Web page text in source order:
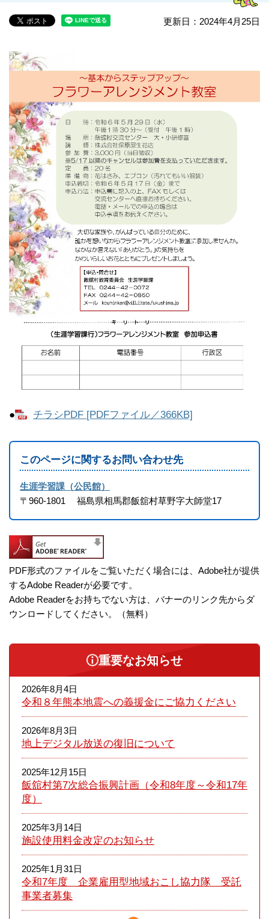
更新日：2024年4月25日
●
チラシPDF [PDFファイル／366KB]
このページに関するお問い合わせ先
生涯学習課（公民館）
〒960-1801
福島県相馬郡飯舘村草野字大師堂17
PDF形式のファイルをご覧いただく場合には、Adobe社が提供
するAdobe Readerが必要です。
Adobe Readerをお持ちでない方は、バナーのリンク先からダ
ウンロードしてください。（無料）
重要なお知らせ
2026年8月4日
令和８年熊本​地震への義援金にご協力ください
2026年8月3日
地上デジタル放送の復旧について
2025年12月15日
飯舘村第7次総合振興計画（令和8年度～令和17年
度）
2025年3月14日
施設使用料金改定のお知らせ
2025年1月31日
令和7年度 企業雇用型地域おこし協力隊 受託
事業者募集